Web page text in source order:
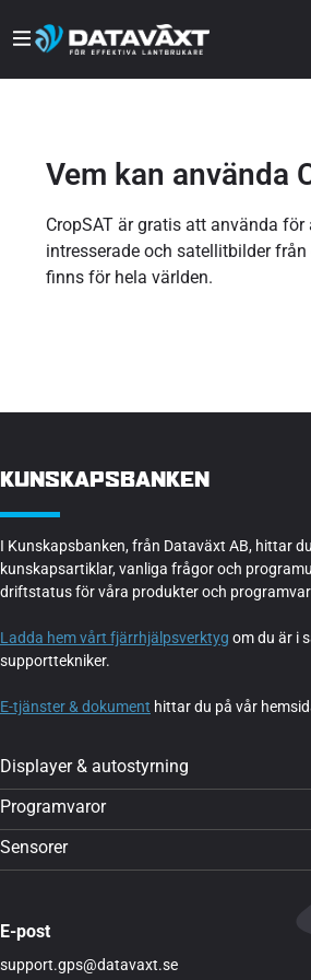
Vem kan använda
CropSAT är gratis att använda för
intresserade och satellitbilder
finns för hela världen.
KUNSKAPSBANKEN
I Kunskapsbanken, från Dataväxt AB, hittar
kunskapsartiklar, vanliga frågor och
driftstatus för våra produkter och
Ladda hem vårt fjärrhjälpsverktyg om du är i
supporttekniker.
E-tjänster & dokument hittar du på vår
Displayer & autostyrning
PTx Trimble GFX-350
PTx Trimble GFX-1060
Visa alla produkter
Programvaror
CropPLAN
Dataväxt-appen
CropSAT
LogMASTER
Sensorer
E-post
support.gps@datavaxt.se